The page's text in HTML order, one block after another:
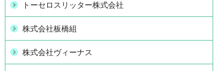
トーセロスリッター株式会社
株式会社板橋組
株式会社ヴィーナス